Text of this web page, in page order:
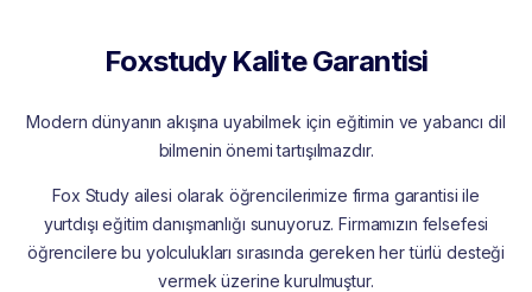
Foxstudy Kalite Garantisi
Modern dünyanın akışına uyabilmek için eğitimin ve yabancı dil
bilmenin önemi tartışılmazdır.
Fox Study ailesi olarak öğrencilerimize firma garantisi ile
yurtdışı eğitim danışmanlığı sunuyoruz. Firmamızın felsefesi
öğrencilere bu yolculukları sırasında gereken her türlü desteği
vermek üzerine kurulmuştur.